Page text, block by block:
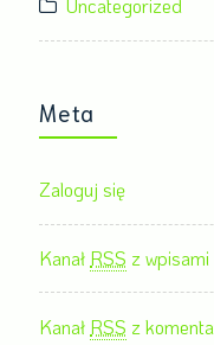
Uncategorized
Meta
Zaloguj się
Kanał RSS z wpisami
Kanał RSS z